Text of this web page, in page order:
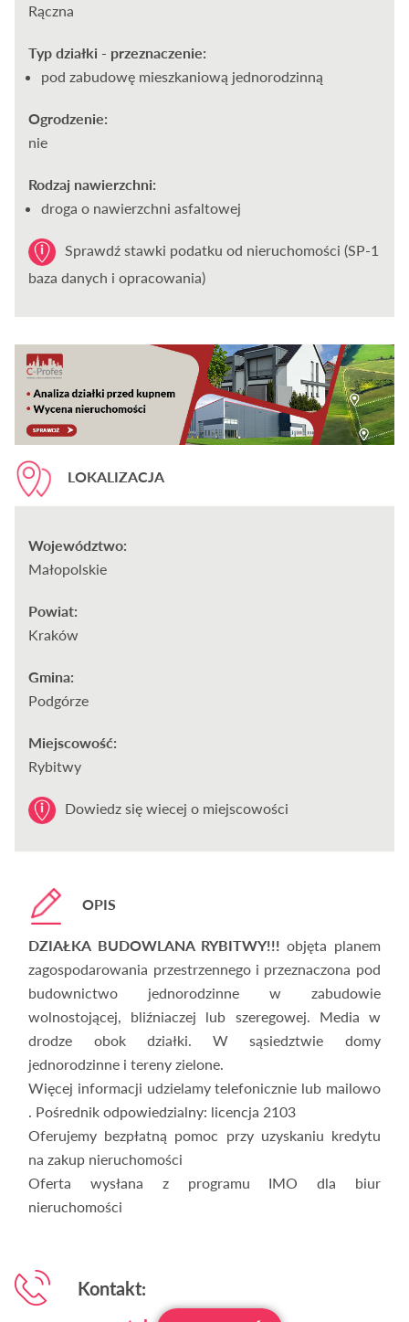
Rączna
Typ działki - przeznaczenie:
pod zabudowę mieszkaniową jednorodzinną
Ogrodzenie:
nie
Rodzaj nawierzchni:
droga o nawierzchni asfaltowej
Sprawdź stawki podatku od nieruchomości (SP-1
baza danych i opracowania)
LOKALIZACJA
Województwo:
Małopolskie
Powiat:
Kraków
Gmina:
Podgórze
Miejscowość:
Rybitwy
Dowiedz się wiecej o miejscowości
OPIS
DZIAŁKA BUDOWLANA RYBITWY!!!objęta planem
zagospodarowania przestrzennego i przeznaczona pod
budownictwo jednorodzinne w zabudowie
wolnostojącej, bliźniaczej lub szeregowej. Media w
drodze obok działki. W sąsiedztwie domy
jednorodzinne i tereny zielone.
Więcej informacji udzielamy telefonicznie lub mailowo
. Pośrednik odpowiedzialny: licencja 2103
Oferujemy bezpłatną pomoc przy uzyskaniu kredytu
na zakup nieruchomości
Oferta wysłana z programu IMO dla biur
nieruchomości
Kontakt: